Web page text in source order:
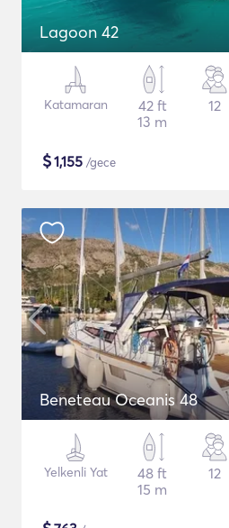
Lagoon 42
Katamaran
42 ft
13 m
12
$1,155 /gece
Beneteau Oceanis 48
Yelkenli Yat
48 ft
15 m
12